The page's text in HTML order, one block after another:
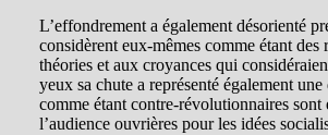
L’effondrement a également désorienté
considèrent eux-mêmes comme étant
théories et aux croyances qui
yeux sa chute a représenté également
comme étant contre-révolutionnaires sont
l’audience ouvrières pour les idées